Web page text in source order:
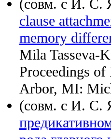
(совм. с И. С.
clause
memory
Mila Tasseva-
Proceedings
Arbor, MI:
(совм. с И. С.